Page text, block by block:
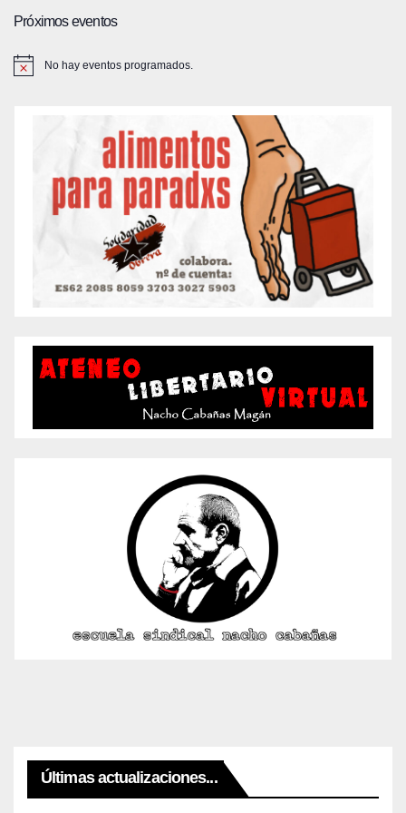
Próximos eventos
No hay eventos programados.
Últimas actualizaciones...